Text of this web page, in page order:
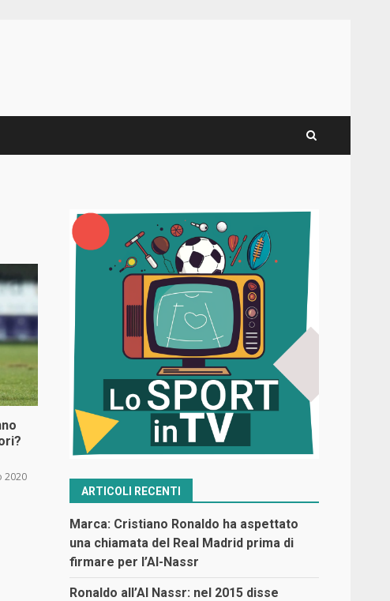
2020
ARTICOLI RECENTI
Marca: Cristiano Ronaldo ha aspettato
una chiamata del Real Madrid prima di
firmare per l’Al-Nassr
Ronaldo all’Al Nassr: nel 2015 disse